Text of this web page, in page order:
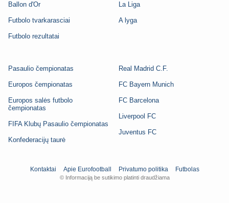
Ballon d'Or
Futbolo tvarkarasciai
Futbolo rezultatai
La Liga
A lyga
Pasaulio čempionatas
Europos čempionatas
Europos salės futbolo
čempionatas
FIFA Klubų Pasaulio čempionatas
Konfederacijų taurė
Real Madrid C.F.
FC Bayern Munich
FC Barcelona
Liverpool FC
Juventus FC
Kontaktai Apie Eurofootball Privatumo politika Futbolas
© Informaciją be sutikimo platinti draudžiama